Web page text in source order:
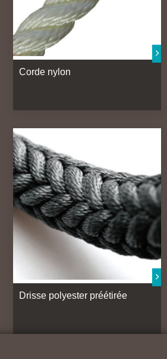
Corde nylon
Drisse polyester préétirée